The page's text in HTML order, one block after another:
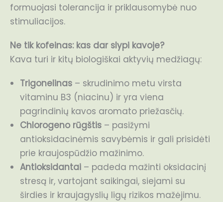
formuojasi tolerancija ir priklausomybė nuo
stimuliacijos.
Ne tik kofeinas: kas dar slypi kavoje?
Kava turi ir kitų biologiškai aktyvių medžiagų:
Trigonelinas – skrudinimo metu virsta
vitaminu B3 (niacinu) ir yra viena
pagrindinių kavos aromato priežasčių.
Chlorogeno rūgštis – pasižymi
antioksidacinėmis savybėmis ir gali prisidėti
prie kraujospūdžio mažinimo.
Antioksidantai – padeda mažinti oksidacinį
stresą ir, vartojant saikingai, siejami su
širdies ir kraujagyslių ligų rizikos mažėjimu.